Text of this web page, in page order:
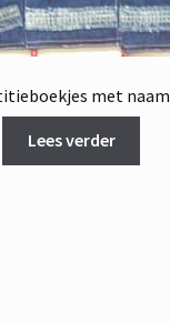
met naam
Lees verder